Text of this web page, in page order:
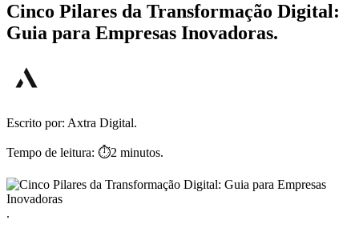
Cinco Pilares da Transformação Digital:
Guia para Empresas Inovadoras.
Escrito por: Axtra Digital.
Tempo de leitura: ⏱️2 minutos.
.